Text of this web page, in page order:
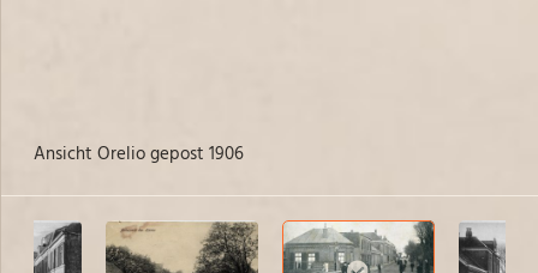
Ansicht Orelio gepost 1906